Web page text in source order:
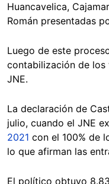
Huancavelica,
Román presentadas
Luego de este
contabilización de
JNE.
La declaración de
julio, cuando el JNE
2021 con el 100% de
lo que afirman las
El político obtuvo